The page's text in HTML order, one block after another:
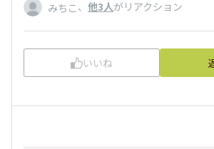
みちこ 、 他3人がリアクション
いいね